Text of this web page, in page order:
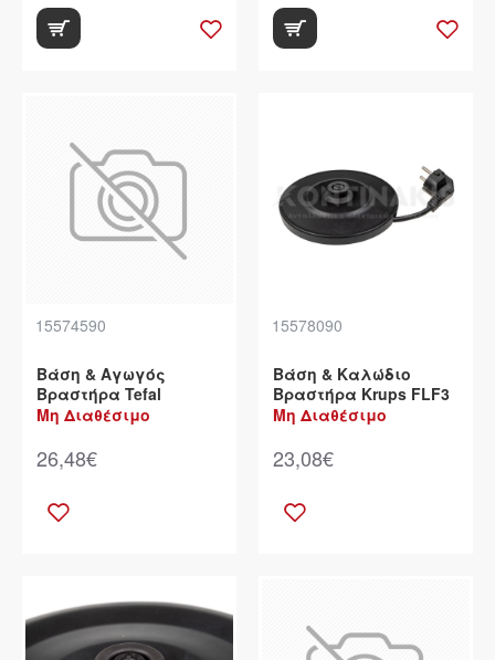
15574590
Βάση & Αγωγός
Βραστήρα Tefal
Μη Διαθέσιμο
26,48€
15578090
Βάση & Καλώδιο
Βραστήρα Krups FLF3
Μη Διαθέσιμο
23,08€